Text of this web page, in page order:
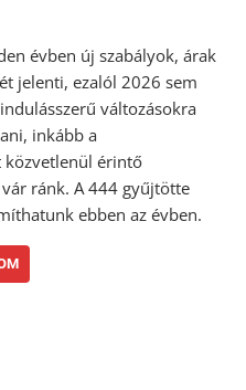
évben új szabályok, árak
jelenti, ezalól 2026 sem
változásokra
inkább a
érintő
ránk. A 444 gyűjtötte
ebben az évben.